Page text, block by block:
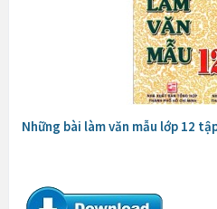
Những bài làm văn mẫu lớp 12